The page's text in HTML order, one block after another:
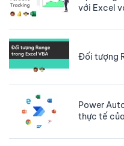
với Excel
Đối tượng
Power
thực tế